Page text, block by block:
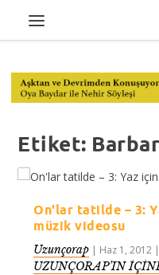
Etiket:
On'lar tatilde – 3:
müzik videosu
Uzunçorap | Haz 1, 2012 |
UZUNÇORAP’IN